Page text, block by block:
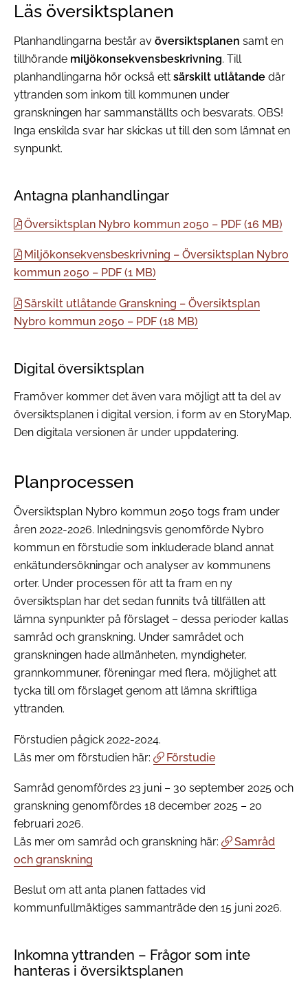
Läs översiktsplanen
Planhandlingarna består av översiktsplanen samt en
tillhörande miljökonsekvensbeskrivning. Till
planhandlingarna hör också ett särskilt utlåtande där
yttranden som inkom till kommunen under
granskningen har sammanställts och besvarats. OBS!
Inga enskilda svar har skickas ut till den som lämnat en
synpunkt.
Antagna planhandlingar
Översiktsplan Nybro kommun 2050 – PDF (16 MB)
Miljökonsekvensbeskrivning – Översiktsplan Nybro
kommun 2050 – PDF (1 MB)
Särskilt utlåtande Granskning – Översiktsplan
Nybro kommun 2050 – PDF (18 MB)
Digital översiktsplan
Framöver kommer det även vara möjligt att ta del av
översiktsplanen i digital version, i form av en StoryMap.
Den digitala versionen är under uppdatering.
Planprocessen
Översiktsplan Nybro kommun 2050 togs fram under
åren 2022-2026. Inledningsvis genomförde Nybro
kommun en förstudie som inkluderade bland annat
enkätundersökningar och analyser av kommunens
orter. Under processen för att ta fram en ny
översiktsplan har det sedan funnits två tillfällen att
lämna synpunkter på förslaget – dessa perioder kallas
samråd och granskning. Under samrådet och
granskningen hade allmänheten, myndigheter,
grannkommuner, föreningar med flera, möjlighet att
tycka till om förslaget genom att lämna skriftliga
yttranden.
Förstudien pågick 2022-2024.
Läs mer om förstudien här:
Förstudie
Samråd genomfördes 23 juni – 30 september 2025 och
granskning genomfördes 18 december 2025 – 20
februari 2026.
Läs mer om samråd och granskning här:
Samråd
och granskning
Beslut om att anta planen fattades vid
kommunfullmäktiges sammanträde den 15 juni 2026.
Inkomna yttranden – Frågor som inte
hanteras i översiktsplanen